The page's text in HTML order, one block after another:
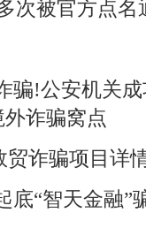
次被官方点名
骗!公安机关
外诈骗窝点
贸诈骗项目详
底“智天金融”